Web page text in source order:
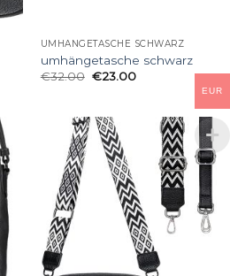
UMHÄNGETASCHE SCHWARZ
umhängetasche schwarz
€32.00 €23.00
EUR